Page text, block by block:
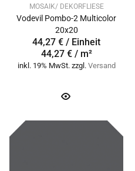
MOSAIK/ DEKORFLIESE
Vodevil Pombo-2 Multicolor
20x20
44,27 € / Einheit
44,27 € / m²
inkl. 19% MwSt. zzgl. Versand